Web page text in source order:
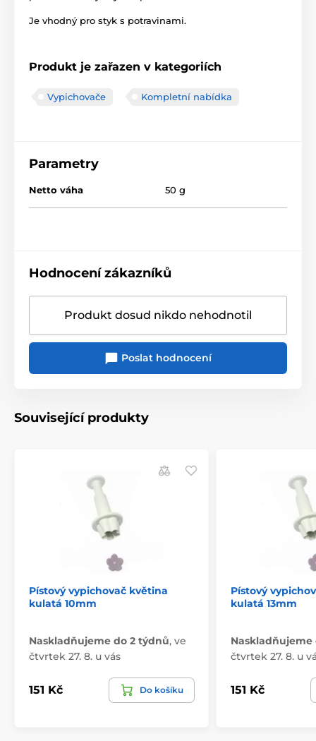
Je vhodný pro styk s potravinami.
Produkt je zařazen v kategoriích
Vypichovače Kompletní nabídka
Parametry
Netto váha 50 g
Hodnocení zákazníků
Produkt dosud nikdo nehodnotil
Poslat hodnocení
Související produkty
Pístový vypichovač květina
kulatá 10mm
Naskladňujeme do 2 týdnů, ve
čtvrtek 27. 8. u vás
151 Kč Do košíku
Pístový
kulatá 13mm
Naskladňujeme
čtvrtek 27. 8. u
151 Kč